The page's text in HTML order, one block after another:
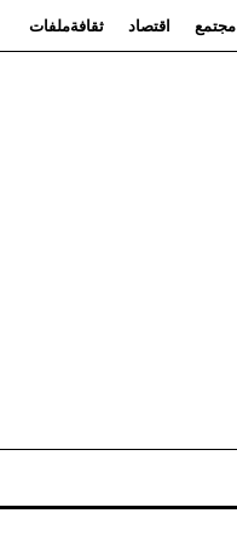
مجتمع اقتصاد ثقافةملفات